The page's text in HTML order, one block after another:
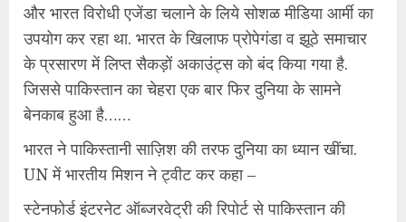
और भारत विरोधी एजेंडा चलाने के लिये सोशळ मीडिया आर्मी का
उपयोग कर रहा था. भारत के खिलाफ प्रोपेगंडा व झूठे समाचार
के प्रसारण में लिप्त सैकड़ों अकाउंट्स को बंद किया गया है.
जिससे पाकिस्तान का चेहरा एक बार फिर दुनिया के सामने
बेनकाब हुआ है……
भारत ने पाकिस्तानी साज़िश की तरफ दुनिया का ध्यान खींचा.
UN में भारतीय मिशन ने ट्वीट कर कहा –
स्टेनफोर्ड इंटरनेट ऑब्जरवेट्री की रिपोर्ट से पाकिस्तान की